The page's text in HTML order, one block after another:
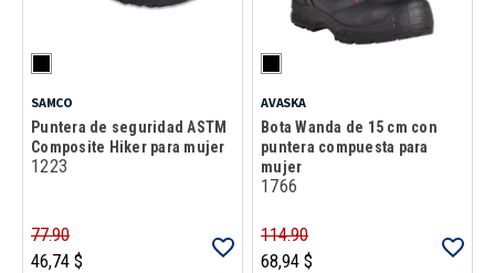
SAMCO
Puntera de seguridad ASTM
Composite Hiker para mujer
1223
77.90
46,74 $
AVASKA
Bota Wanda de 15 cm con
puntera compuesta para
mujer
1766
114.90
68,94 $